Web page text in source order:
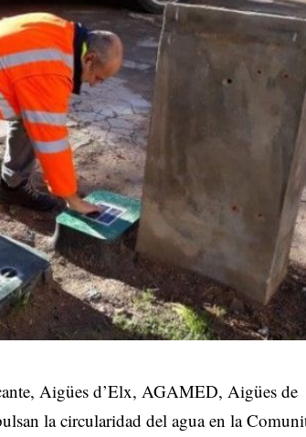
Aigües d’Elx, AGAMED, Aigües de
la circularidad del agua en la